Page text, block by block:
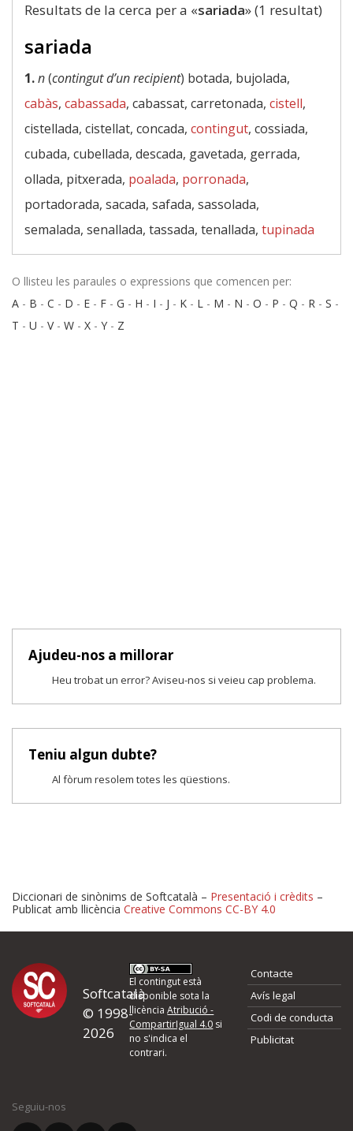
Resultats de la cerca per a «sariada» (1 resultat)
sariada
1.n(contingut d’un recipient) botada, bujolada,
cabàs, cabassada, cabassat, carretonada, cistell,
cistellada, cistellat, concada, contingut, cossiada,
cubada, cubellada, descada, gavetada, gerrada,
ollada, pitxerada, poalada, porronada,
portadorada, sacada, safada, sassolada,
semalada, senallada, tassada, tenallada, tupinada
O llisteu les paraules o expressions que comencen per:
A - B - C - D - E - F - G - H - I - J - K - L - M - N - O - P - Q - R - S -
T - U - V- W - X - Y - Z
Ajudeu-nos a millorar
Heu trobat un error? Aviseu-nos si veieu cap problema.
Teniu algun dubte?
Al fòrum resolem totes les qüestions.
Proposeu-nos millores o
d'errors
Si heu trobat un error o voleu proposar alguna millora, ompliu els
quina és la millora que proposeu o l'error del qual voleu informar-
Diccionari de sinònims de Softcatalà – Presentació i crèdits –
Publicat amb llicència Creative Commons CC-BY 4.0
Softcatalà
© 1998-
2026
El contingut està
disponible sota la
llicènciaAtribució -
CompartirIgual 4.0 si
no s'indica el
contrari.
Contacte
Avís legal
Codi de conducta
Publicitat
Seguiu-nos